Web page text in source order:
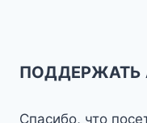
ПОДДЕРЖАТЬ
Спасибо, что